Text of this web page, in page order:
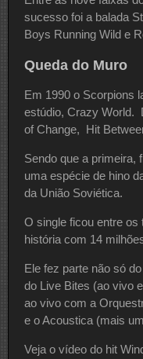
sucesso foi a balada
Boys Running Wild e
Queda do Muro
Em 1990 o Scorpions
estúdio, Crazy World.
of Change, Hit
Sendo que a primeira,
uma espécie de hino
da União Soviética.
O single ficou entre os
história com 14
Ele fez parte não só
do Live Bites (ao vivo
ao vivo com a
e o Acoustica (mais
Veja o vídeo do hit